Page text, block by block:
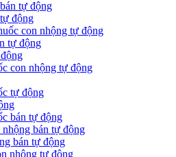
tự động
động
con nhộng tự động
tự động
con nhộng tự động
tự động
bán tự động
bán tự động
bán tự động
nhộng tự động